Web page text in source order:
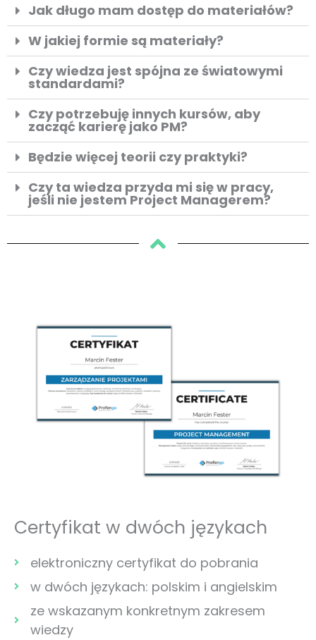
Jak długo mam dostęp do materiałów?
W jakiej formie są materiały?
Czy wiedza jest spójna ze światowymi
standardami?
Czy potrzebuję innych kursów, aby
zacząć karierę jako PM?
Będzie więcej teorii czy praktyki?
Czy ta wiedza przyda mi się w pracy,
jeśli nie jestem Project Managerem?
Certyfikat w dwóch językach
elektroniczny certyfikat do pobrania
w dwóch językach: polskim i angielskim
ze wskazanym konkretnym zakresem
wiedzy